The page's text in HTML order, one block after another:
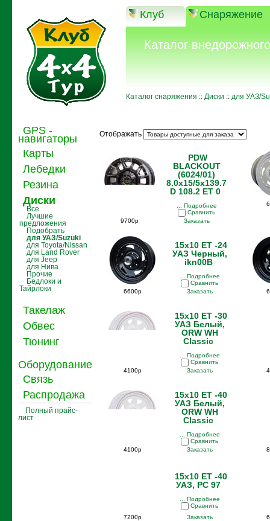
Клуб Снаряжение
Каталог
Каталог снаряжения :: Диски :: для УАЗ/
GPS -
навигаторы
Карты
Лебедки
Резина
Диски
Все
Лучшие
предложения
Подобрать
для УАЗ/Suzuki
для Toyota/Nissan
для Land Rover
для Jeep
для Нива
Прочие
Бедлоки и
Тайрлоки
Такелаж
Обвес
Тюнинг
Оборудование
Связь
Распродажа
Полный прайс-
лист
Отображать
PDW
BLACKOUT
(6024/01)
8.0x15/5x139.7
D 108.2 ET 0
... Подробнее
Сравнить
9700р
Заказать
15x10 ET -24
УАЗ Черный,
ikn00B
... Подробнее
Сравнить
6600р
Заказать
15x10 ET -30
УАЗ Белый,
ORW WH
Classic
... Подробнее
Сравнить
4100р
Заказать
15x10 ET -40
УАЗ Белый,
ORW WH
Classic
... Подробнее
Сравнить
4100р
Заказать
15x10 ET -40
УАЗ, PC 97
... Подробнее
Сравнить
7200р
Заказать